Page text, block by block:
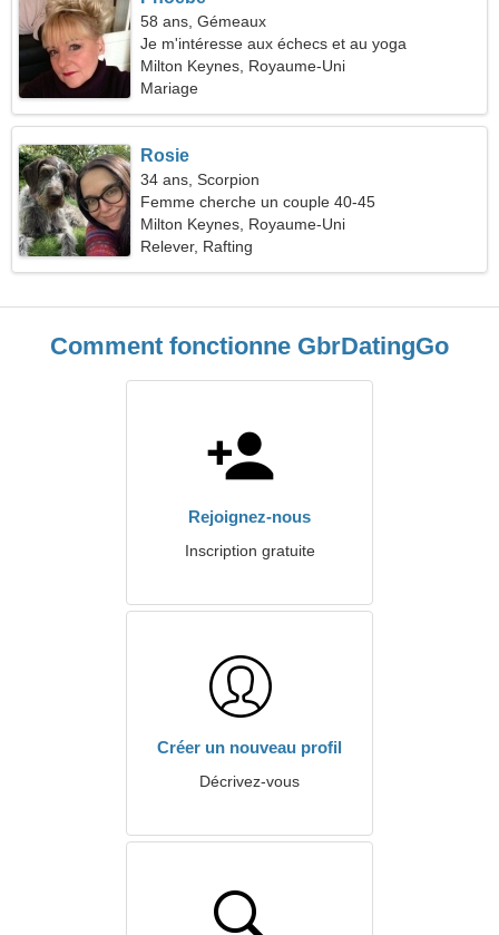
58 ans, Gémeaux
Je m'intéresse aux échecs et au yoga
Milton Keynes, Royaume-Uni
Mariage
Rosie
34 ans, Scorpion
Femme cherche un couple 40-45
Milton Keynes, Royaume-Uni
Relever, Rafting
Comment fonctionne GbrDatingGo
Rejoignez-nous
Inscription gratuite
Créer un nouveau profil
Décrivez-vous